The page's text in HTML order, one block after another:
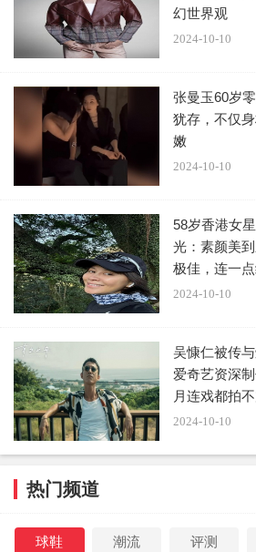
子。 2021年她上节目《让生活好看》
个女儿，她大方承认还是有这个梦想
婆会自己搞定」。
至于有没有可能拚第四胎？张柏芝
儿，因为我觉得再生都还是儿子，我
幻世界观
2024-10-10
张曼玉60岁
犹存，不仅
嫩
2024-10-10
58岁香港女
光：素颜美
极佳，连一
2024-10-10
吴慷仁被传
爱奇艺资深
月连戏都拍不
2024-10-10
热门频道
球鞋 潮流 评测